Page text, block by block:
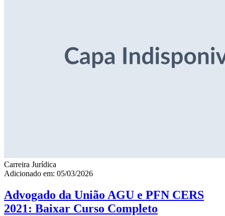
Carreira Jurídica
Adicionado em: 05/03/2026
Advogado da União AGU e PFN CERS
2021: Baixar Curso Completo